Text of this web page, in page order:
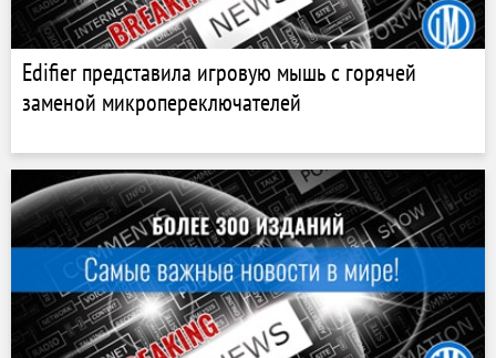
Edifier представила игровую мышь с горячей
заменой микропереключателей